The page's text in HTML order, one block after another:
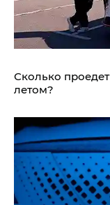
Сколько
летом?